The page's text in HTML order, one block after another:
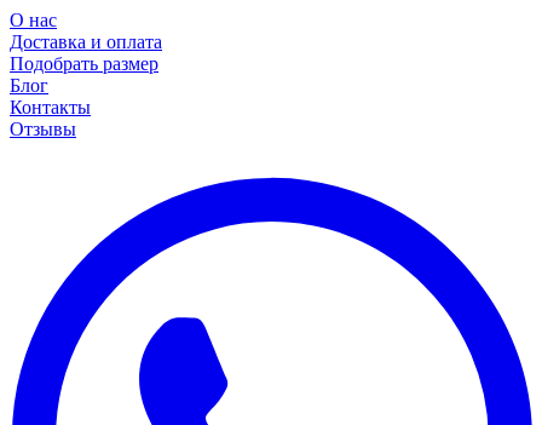
О нас
Доставка и оплата
Подобрать размер
Блог
Контакты
Отзывы